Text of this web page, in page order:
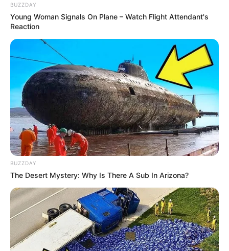
BUZZDAY
Young Woman Signals On Plane – Watch Flight Attendant's
Reaction
BUZZDAY
The Desert Mystery: Why Is There A Sub In Arizona?